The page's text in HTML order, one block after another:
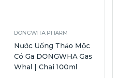
DONGWHA PHARM
Nước Uống Thảo Mộc
Có Ga DONGWHA Gas
Whal | Chai 100ml